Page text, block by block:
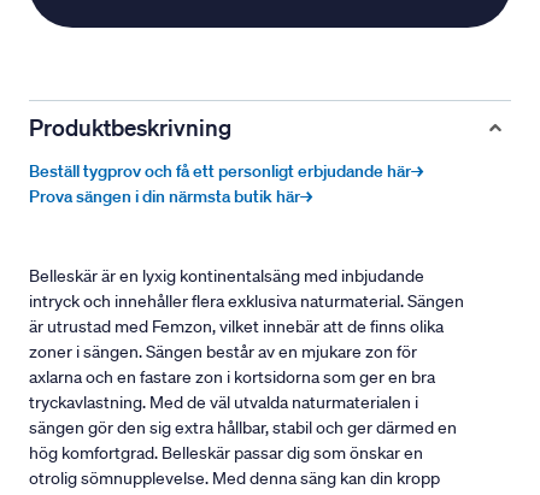
Produktbeskrivning
Beställ tygprov och få ett personligt erbjudande här→
Prova sängen i din närmsta butik här→
Belleskär är en lyxig kontinentalsäng med inbjudande
intryck och innehåller flera exklusiva naturmaterial. Sängen
är utrustad med Femzon, vilket innebär att de finns olika
zoner i sängen. Sängen består av en mjukare zon för
axlarna och en fastare zon i kortsidorna som ger en bra
tryckavlastning. Med de väl utvalda naturmaterialen i
sängen gör den sig extra hållbar, stabil och ger därmed en
hög komfortgrad. Belleskär passar dig som önskar en
otrolig sömnupplevelse. Med denna säng kan din kropp